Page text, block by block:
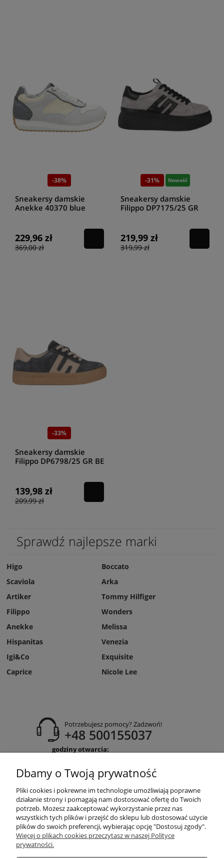
-38%
Sneakersy damskie
Anekke 40370 blue
229,96 zł
369,00 zł
-31% Nowość
Sneakersy damskie
Filippo DP7175/25 GR
219,99 zł
319,99 zł
-33%
Sneakersy damskie
Filippo DP6798/25 GR BE
139,98 zł
209,99 zł
Sprawdź najlepsze marki
Higo
Scaviola
Artiker
Filippo
Boccato
Arka
Tommy Hilfiger
Wonders
Anekke
Hispanitas
Igi&Co
Caprice
Melissa
Venezia
Exquisite
Nicole Lee
Potrzebujesz pomocy? Zadzwoń!
+48 500155037
godziny otwarcia:
obuwiehigo@gmail.com
WARUNKI ZAKUPÓW
MOJE KONTO
Dbamy o Twoją prywatność
Pliki cookies i pokrewne im technologie umożliwiają poprawne
działanie strony i pomagają nam dostosować ofertę do Twoich
potrzeb. Możesz zaakceptować wykorzystanie przez nas
wszystkich tych plików i przejść do sklepu lub dostosować użycie
plików do swoich preferencji, wybierając opcję "Dostosuj zgody".
Więcej o plikach cookies przeczytasz w naszej Polityce
prywatności.